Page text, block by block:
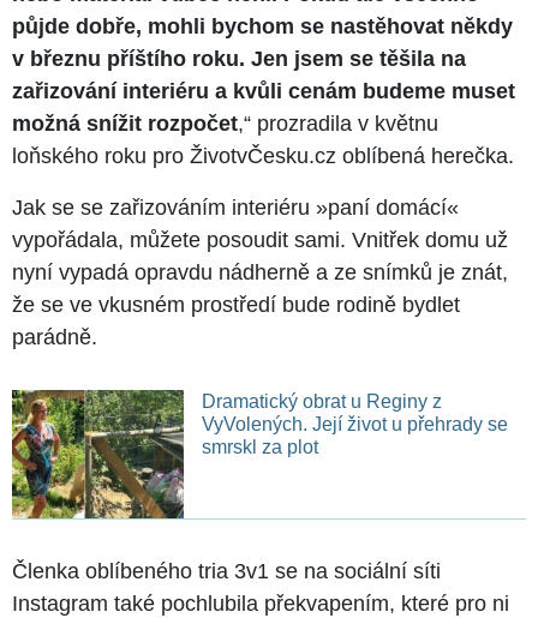
půjde dobře, mohli bychom se nastěhovat někdy
v březnu příštího roku. Jen jsem se těšila na
zařizování interiéru a kvůli cenám budeme muset
možná snížit rozpočet,“ prozradila v květnu
loňského roku pro ŽivotvČesku.cz oblíbená herečka.
Jak se se zařizováním interiéru »paní domácí«
vypořádala, můžete posoudit sami. Vnitřek domu už
nyní vypadá opravdu nádherně a ze snímků je znát,
že se ve vkusném prostředí bude rodině bydlet
parádně.
Dramatický obrat u Reginy z
VyVolených. Její život u přehrady se
smrskl za plot
Členka oblíbeného tria 3v1 se na sociální síti
Instagram také pochlubila překvapením, které pro ni